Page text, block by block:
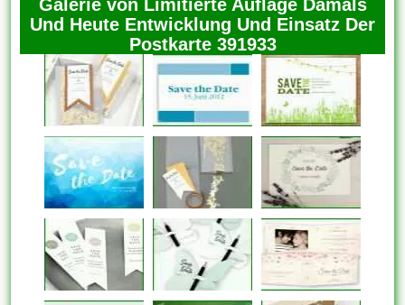
Galerie von Limitierte Auflage Damals
Und Heute Entwicklung Und Einsatz Der
Postkarte 391933